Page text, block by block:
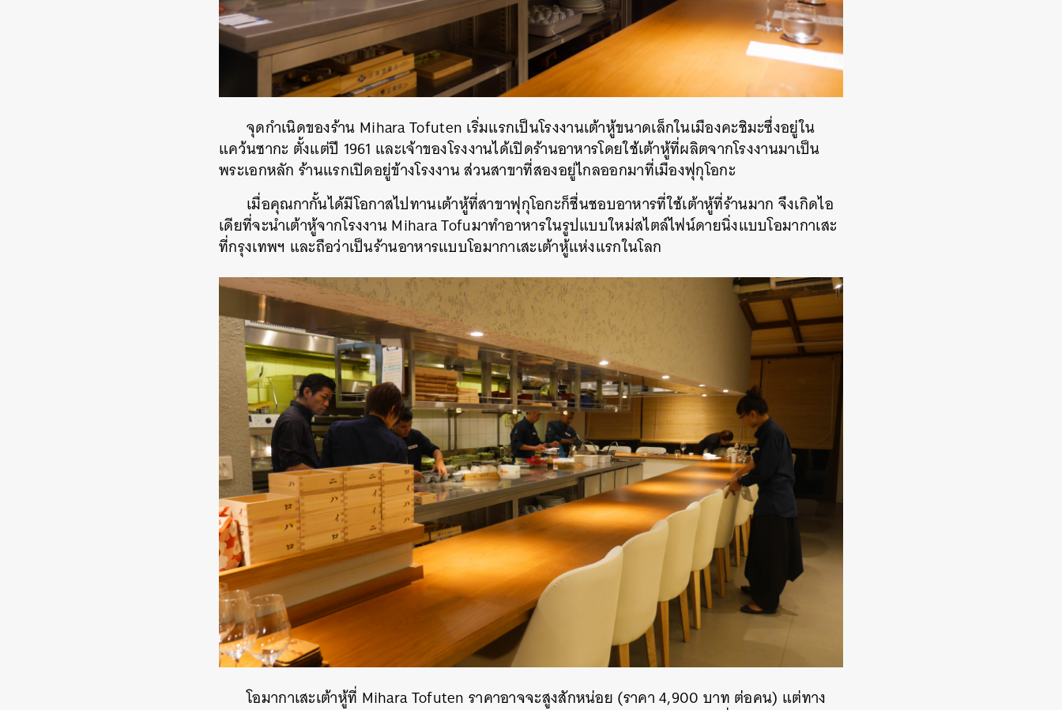
จุดกำเนิดของร้าน Mihara Tofuten เริ่มแรกเป็นโรงงานเต้าหู้ขนาดเล็กในเมืองคะชิมะซึ่งอยู่ใน
แคว้นซากะ ตั้งแต่ปี 1961 และเจ้าของโรงงานได้เปิดร้านอาหารโดยใช้เต้าหู้ที่ผลิตจากโรงงานมาเป็น
พระเอกหลัก ร้านแรกเปิดอยู่ข้างโรงงาน ส่วนสาขาที่สองอยู่ไกลออกมาที่เมืองฟุกุโอกะ
เมื่อคุณกากั้นได้มีโอกาสไปทานเต้าหู้ที่สาขาฟุกุโอกะก็ชื่นชอบอาหารที่ใช้เต้าหู้ที่ร้านมาก จึงเกิดไอ
เดียที่จะนำเต้าหู้จากโรงงาน Mihara Tofuมาทำอาหารในรูปแบบใหม่สไตล์ไฟน์ดายนิ่งแบบโอมากาเสะ
ที่กรุงเทพฯ และถือว่าเป็นร้านอาหารแบบโอมากาเสะเต้าหู้แห่งแรกในโลก
โอมากาเสะเต้าหู้ที่ Mihara Tofuten ราคาอาจจะสูงสักหน่อย (ราคา 4,900 บาท ต่อคน) แต่ทาง